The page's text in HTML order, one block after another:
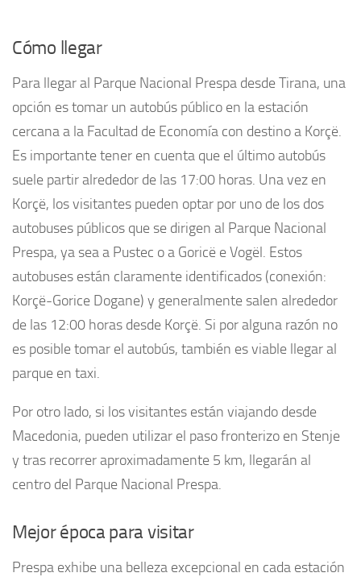
Cómo llegar
Para llegar al Parque Nacional Prespa desde Tirana, una
opción es tomar un autobús público en la estación
cercana a la Facultad de Economía con destino a Korçë.
Es importante tener en cuenta que el último autobús
suele partir alrededor de las 17:00 horas. Una vez en
Korçë, los visitantes pueden optar por uno de los dos
autobuses públicos que se dirigen al Parque Nacional
Prespa, ya sea a Pustec o a Goricë e Vogël. Estos
autobuses están claramente identificados (conexión:
Korçë-Gorice Dogane) y generalmente salen alrededor
de las 12:00 horas desde Korçë. Si por alguna razón no
es posible tomar el autobús, también es viable llegar al
parque en taxi.
Por otro lado, si los visitantes están viajando desde
Macedonia, pueden utilizar el paso fronterizo en Stenje
y tras recorrer aproximadamente 5 km, llegarán al
centro del Parque Nacional Prespa.
Mejor época para visitar
Prespa exhibe una belleza excepcional en cada estación